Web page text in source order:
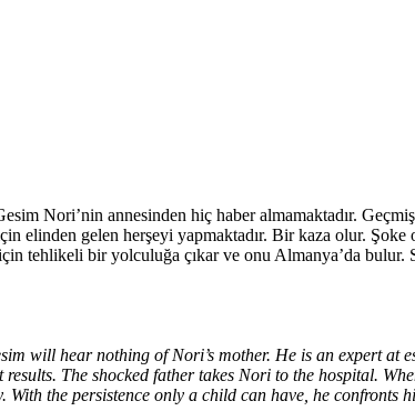
Nori’nin annesinden hiç haber almamaktadır.
elinden gelen herşeyi yapmaktadır. Bir kaza olur. Şoke
tehlikeli bir yolculuğa çıkar ve onu Almanya’da
will hear nothing of Nori’s mother. He is an expert at
The shocked father takes Nori to the hospital.
the persistence only a child can have, he confronts